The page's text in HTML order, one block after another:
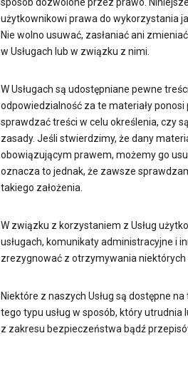
sposób dozwolone przez prawo.
użytkownikowi prawa do wykorzystania
Nie wolno usuwać, zasłaniać ani
w Usługach lub w związku z nimi.
W Usługach są udostępniane pewne
odpowiedzialność za te materiały
sprawdzać treści w celu określenia, czy
zasady. Jeśli stwierdzimy, że dany
obowiązującym prawem, możemy go
oznacza to jednak, że zawsze
takiego założenia.
W związku z korzystaniem z Usług
usługach, komunikaty administracyjne i
zrezygnować z otrzymywania niektórych
Niektóre z naszych Usług są dostępne
tego typu usług w sposób, który
z zakresu bezpieczeństwa bądź